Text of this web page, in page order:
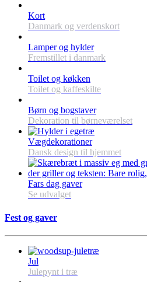
Kort
Danmark og verdenskort
Lamper og hylder
Fremstillet i danmark
Toilet og køkken
Toilet og kaffeskilte
Børn og bogstaver
Dekoration til børneværelset
Vægdekorationer
Dansk design til hjemmet
Fars dag gaver
Se udvalget
Fest og gaver
Jul
Julepynt i træ